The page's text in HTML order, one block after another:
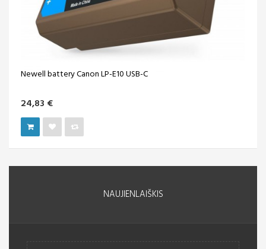
Newell battery Canon LP-E10 USB-C
24,83 €
NAUJIENLAIŠKIS